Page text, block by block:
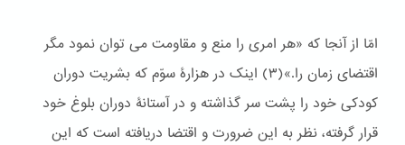
امّا از آنجا که «هر امری را منع و مقاومت می توان نمود مگر
اقتضای زمان را.»(٣) اینک در هزارۀ سوّم که بشریت دوران
کودکی خود را پشت سر گذاشته و در آستانۀ دوران بلوغ خود
قرار گرفته، نظر به این ضرورت و اقتضا دریافته است که این